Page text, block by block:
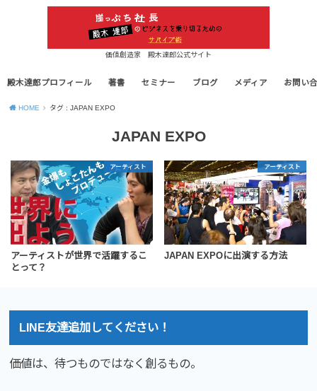
価値創造家 殿木達郎公式サイト
殿木達郎プロフィール 著書 セミナー ブログ メディア お問い
HOME タグ : JAPAN EXPO
JAPAN EXPO
アーティスト
アーティストが世界で活躍するこ
とって？
アーティスト
JAPAN EXPOに出演する方法
LINE友達追加してください！
価値は、待つものではなく創るもの。